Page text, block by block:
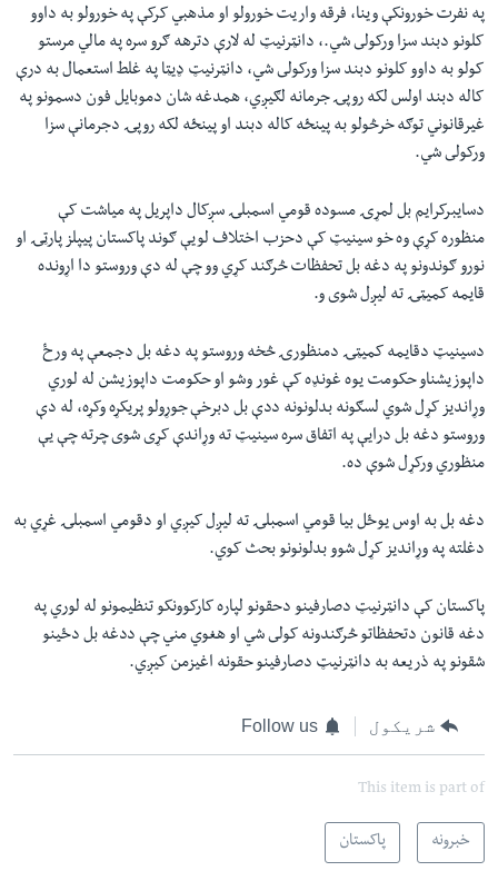
په نفرت خورونکې وينا، فرقه واريت خورولو او مذهبي کرکې په خورولو به داوو
کلونو دبند سزا ورکولى شي.، دانټرنيټ له لارې دترهه ګرو سره په مالي مرستو
کولو به داوو کلونو دبند سزا ورکولى شي، دانټرنيټ ډيټا په غلط استعمال به درې
کاله دبند اولس لکه روپۍ جرمانه لګيږي، همدغه شان دموبايل فون دسمونو په
غيرقانوني توګه خرڅولو به پينځه کاله دبند او پينځه لکه روپۍ دجرمانې سزا
ورکولى شي.
دسايبرکرايم بل لمړۍ مسوده قومي اسمبلۍ سږکال داپريل په مياشت کې
منظوره کړې وه خو سينيټ کې دحزب اختلاف لويې ګوند پاکستان پيپلز پارټۍ او
نورو ګوندونو په دغه بل تحفظات څرګند کړي وو چې له دې وروستو دا اړونده
قايمه کميټۍ ته ليږل شوى و.
دسينيټ دقايمه کميټۍ دمنظورۍ څخه وروستو په دغه بل دجمعې په ورځ
داپوزيشناو حکومت يوه غونډه کې غور وشو او حکومت داپوزيشن له لوري
وړانديز کړل شوي لسګونه بدلونونه ددې بل دبرخې جوړولو پريکړه وکړه، له دې
وروستو دغه بل درايې په اتفاق سره سينيټ ته وړاندې کړى شوى چرته چې يې
منظوري ورکړل شوې ده.
دغه بل به اوس يوځل بيا قومي اسمبلۍ ته ليږل کيږي او دقومي اسمبلۍ غړي به
دغلته په وړانديز کړل شوو بدلونونو بحث کوي.
پاکستان کې دانټرنيټ دصارفينو دحقونو لپاره کارکوونکو تنظيمونو له لوري په
دغه قانون دتحفظاتو څرګندونه کولى شي او هغوي مني چې ددغه بل دځينو
شقونو په ذريعه به دانټرنيټ دصارفينو حقونه اغيزمن کيږي.
شریکول Follow us
This item is part of
خبرونه پاکستان